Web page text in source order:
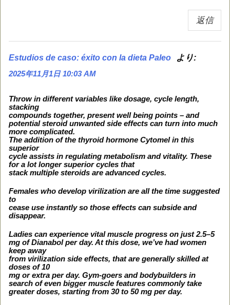
返信
Estudios de caso: éxito con la dieta Paleo より:
2025年11月1日 10:03 AM
Throw in different variables like dosage, cycle length,
stacking
compounds together, present well being points – and
potential steroid unwanted side effects can turn into much
more complicated.
The addition of the thyroid hormone Cytomel in this
superior
cycle assists in regulating metabolism and vitality. These
for a lot longer superior cycles that
stack multiple steroids are advanced cycles.
Females who develop virilization are all the time suggested
to
cease use instantly so those effects can subside and
disappear.
Ladies can experience vital muscle progress on just 2.5–5
mg of Dianabol per day. At this dose, we’ve had women
keep away
from virilization side effects, that are generally skilled at
doses of 10
mg or extra per day. Gym-goers and bodybuilders in
search of even bigger muscle features commonly take
greater doses, starting from 30 to 50 mg per day.